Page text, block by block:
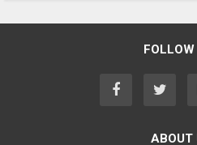
FOLLOW
ABOUT